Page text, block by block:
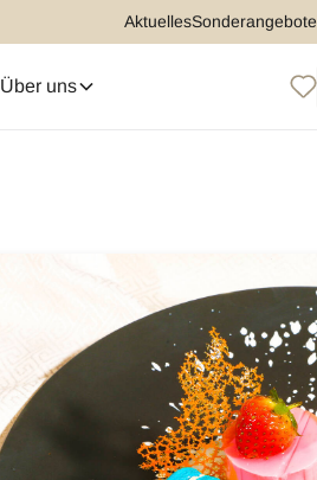
AktuellesSonderangebote
Über uns